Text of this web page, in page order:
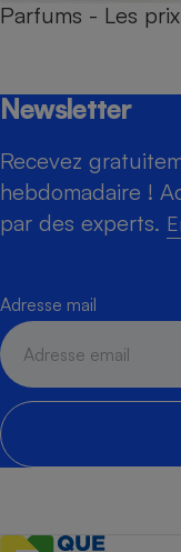
Parfums - Les
Newsletter
Recevez
hebdomadaire !
par des experts.
Adresse mail